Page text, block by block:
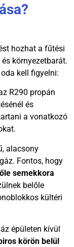
hozhat a fűtési
környezetbarát.
kell figyelni:
R290 propán
és
a vonatkozó
alacsony
Fontos, hogy
semekkora
belőle
kültéri
épületen kívül
körön belül